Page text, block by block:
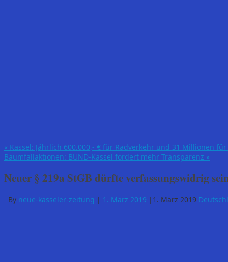
« Kassel: Jährlich 600.000,- € für Radverkehr und 31 Millionen für
Baumfällaktionen: BUND-Kassel fordert mehr Transparenz »
Neuer § 219a StGB dürfte verfassungswidrig
By neue-kasseler-zeitung | 1. März 2019 | 1. März 2019